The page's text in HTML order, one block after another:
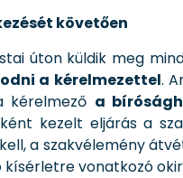
követően
úton küldik meg
a kérelmezettel.
kérelmező a
kezelt eljárás a
a szakvélemény
kísérletre vonatkozó